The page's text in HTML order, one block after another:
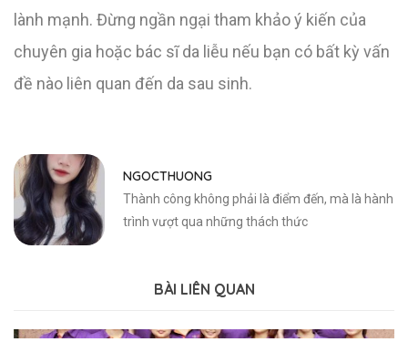
lành mạnh. Đừng ngần ngại tham khảo ý kiến của
chuyên gia hoặc bác sĩ da liễu nếu bạn có bất kỳ vấn
đề nào liên quan đến da sau sinh.
NGOCTHUONG
Thành công không phải là điểm đến, mà là hành
trình vượt qua những thách thức
BÀI LIÊN QUAN